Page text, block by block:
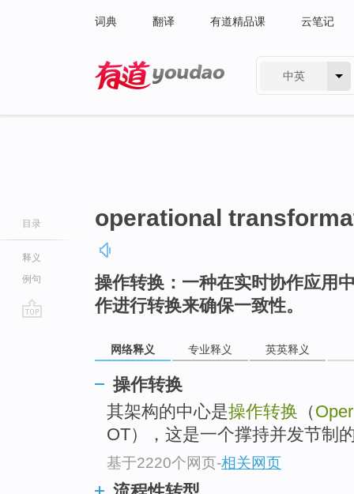
词典 翻译 有道精品课 云笔记
中英
目录
释义
例句
operational
操作转换：一种在实时协作应用
作进行转换来确保一致性。
网络释义 专业释义 英英释义
操作转换
其架构的中心是操作转换 （
OT），这是一个撑持并发节制
基于2220个网页-相关网页